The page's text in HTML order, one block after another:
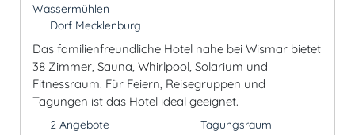
Wassermühlen
Dorf Mecklenburg
Das familienfreundliche Hotel nahe bei Wismar bietet
38 Zimmer, Sauna, Whirlpool, Solarium und
Fitnessraum. Für Feiern, Reisegruppen und
Tagungen ist das Hotel ideal geeignet.
2 Angebote
Tagungsraum